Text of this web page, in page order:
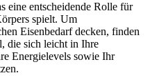
eine entscheidende Rolle für
spielt. Um
Eisenbedarf decken, finden
die sich leicht in Ihre
Energielevels sowie Ihr